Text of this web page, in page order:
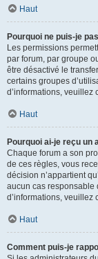
Haut
Pourquoi ne puis-je
Les permissions
par forum, par groupe
être désactivé le
certains groupes
d’informations, veuillez
Haut
Pourquoi ai-je reçu un
Chaque forum a son
de ces règles, vous
décision n’appartient
aucun cas responsable
d’informations, veuillez
Haut
Comment puis-je